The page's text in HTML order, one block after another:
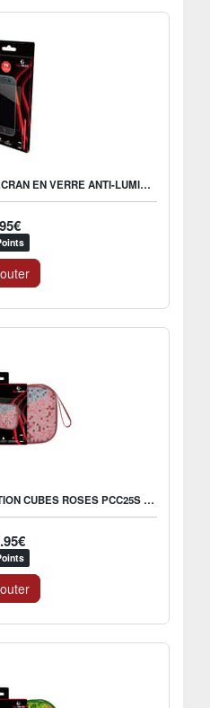
EGOGEAR - PROTECTEUR D'ÉCRAN EN VERRE ANTI-LUMIÈRE BLEUE SPR15 POUR NINTENDO SWITCH 2 (2 PCS)
EGOGEAR - ÉTUI DE PROTECTION CUBES ROSES PCC25S POUR NINTENDO SWITCH 2
.95€